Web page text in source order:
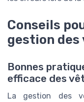
Conseils
gestion
Bonnes
efficace des
La gestion des